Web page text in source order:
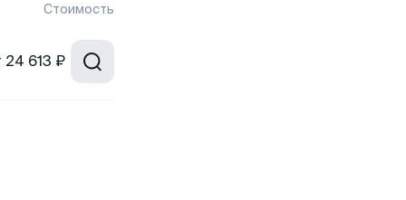
Стоимость
24 613 ₽